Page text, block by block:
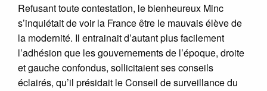
Refusant toute contestation, le bienheureux Minc
s’inquiétait de voir la France être le mauvais élève de
la modernité. Il entrainait d’autant plus facilement
l’adhésion que les gouvernements de l’époque, droite
et gauche confondus, sollicitaient ses conseils
éclairés, qu’il présidait le Conseil de surveillance du